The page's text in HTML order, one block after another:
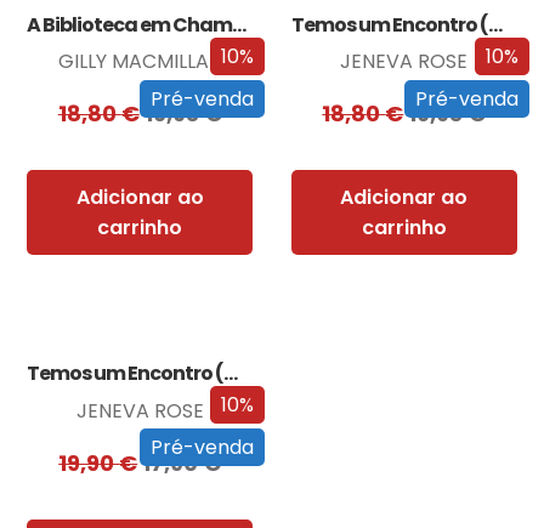
10%
Pré-venda
A Biblioteca em Chamas
GILLY MACMILLAN
18,80€16,93€
Adicionar ao
carrinho
10%
Pré-venda
Temos um Encontro (Outra Vez)
JENEVA ROSE
18,80€16,93€
Adicionar ao
carrinho
10%
Pré-venda
Temos um Encontro (Outra Vez) – Edição…
JENEVA ROSE
19,90€17,90€